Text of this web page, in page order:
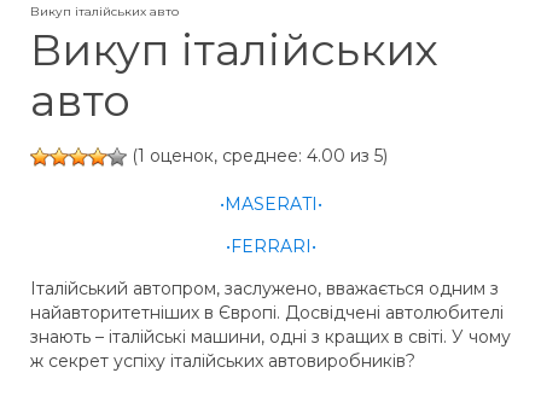
Викуп італійських авто
Викуп італійських
авто
(1 оценок, среднее: 4.00 из 5)
•MASERATI•
•FERRARI•
Італійський автопром, заслужено, вважається одним з
найавторитетніших в Європі. Досвідчені автолюбителі
знають – італійські машини, одні з кращих в світі. У чому
ж секрет успіху італійських автовиробників?